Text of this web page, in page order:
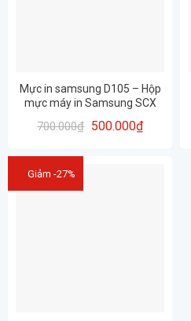
Mực in samsung D105 – Hộp
mực máy in Samsung SCX
2525
700.000₫ 500.000₫
Giảm -27%